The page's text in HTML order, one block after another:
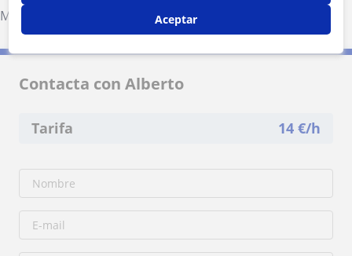
Maracena Granada (Ciudad)·Armilla
Contacta con Alberto
Tarifa 14 €/h
Aceptar